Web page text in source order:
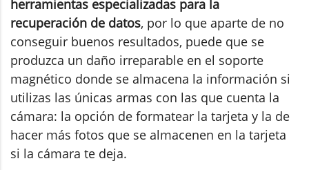
herramientas especializadas para la
recuperación de datos, por lo que aparte de no
conseguir buenos resultados, puede que se
produzca un daño irreparable en el soporte
magnético donde se almacena la información si
utilizas las únicas armas con las que cuenta la
cámara: la opción de formatear la tarjeta y la de
hacer más fotos que se almacenen en la tarjeta
si la cámara te deja.